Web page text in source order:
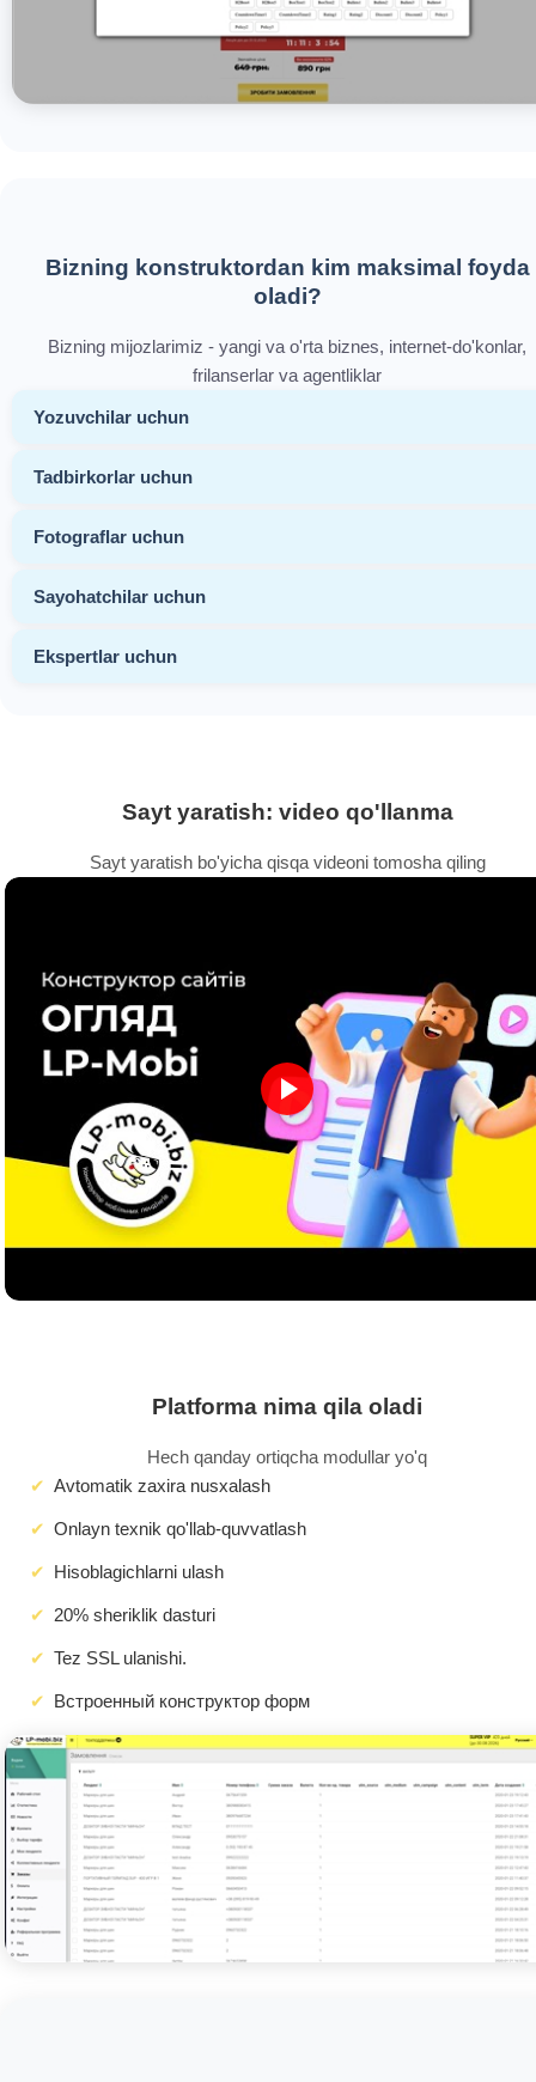
Bizning konstruktordan kim maksimal foyda
oladi?
Bizning mijozlarimiz - yangi va o'rta biznes, internet-do'konlar,
frilanserlar va agentliklar
Yozuvchilar uchun
Tadbirkorlar uchun
Fotograflar uchun
Sayohatchilar uchun
Ekspertlar uchun
Sayt yaratish: video qo'llanma
Sayt yaratish bo'yicha qisqa videoni tomosha qiling
Platforma nima qila oladi
Hech qanday ortiqcha modullar yo'q
Avtomatik zaxira nusxalash
Onlayn texnik qo'llab-quvvatlash
Hisoblagichlarni ulash
20% sheriklik dasturi
Tez SSL ulanishi.
Встроенный конструктор форм